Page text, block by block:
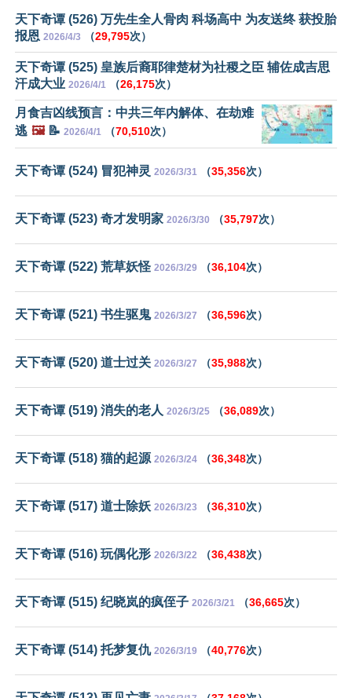
天下奇谭 (526) 万先生全人骨肉 科场高中 为友送终 获投胎
报恩 2026/4/3 （29,795次）
天下奇谭 (525) 皇族后裔耶律楚材为社稷之臣 辅佐成吉思
汗成大业 2026/4/1 （26,175次）
月食吉凶线预言：中共三年内解体、在劫难
逃 🖼️📝 2026/4/1 （70,510次）
天下奇谭 (524) 冒犯神灵 2026/3/31 （35,356次）
天下奇谭 (523) 奇才发明家 2026/3/30 （35,797次）
天下奇谭 (522) 荒草妖怪 2026/3/29 （36,104次）
天下奇谭 (521) 书生驱鬼 2026/3/27 （36,596次）
天下奇谭 (520) 道士过关 2026/3/27 （35,988次）
天下奇谭 (519) 消失的老人 2026/3/25 （36,089次）
天下奇谭 (518) 猫的起源 2026/3/24 （36,348次）
天下奇谭 (517) 道士除妖 2026/3/23 （36,310次）
天下奇谭 (516) 玩偶化形 2026/3/22 （36,438次）
天下奇谭 (515) 纪晓岚的疯侄子 2026/3/21 （36,665次）
天下奇谭 (514) 托梦复仇 2026/3/19 （40,776次）